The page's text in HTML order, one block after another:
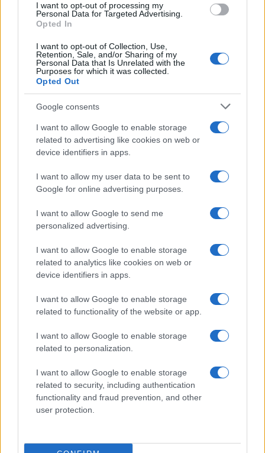
I want to opt-out of processing my
Personal Data for Targeted Advertising.
Opted In
I want to opt-out of Collection, Use,
Retention, Sale, and/or Sharing of my
Personal Data that Is Unrelated with the
Purposes for which it was collected.
Opted Out
Google consents
I want to allow Google to enable storage
related to advertising like cookies on web or
device identifiers in apps.
I want to allow my user data to be sent to
Google for online advertising purposes.
I want to allow Google to send me
personalized advertising.
I want to allow Google to enable storage
related to analytics like cookies on web or
device identifiers in apps.
I want to allow Google to enable storage
related to functionality of the website or app.
I want to allow Google to enable storage
related to personalization.
I want to allow Google to enable storage
related to security, including authentication
functionality and fraud prevention, and other
user protection.
Continua a leggere